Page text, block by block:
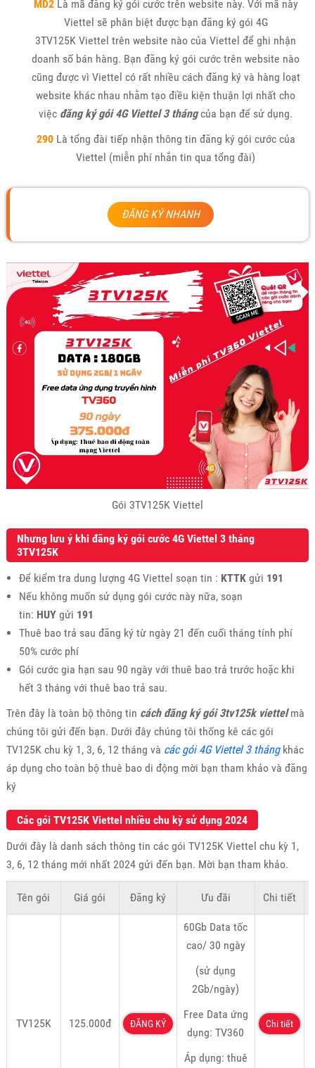
MD2 Là mã đăng ký gói cước trên website này. Với mã này
Viettel sẽ phân biệt được bạn đăng ký gói 4G
3TV125K Viettel trên website nào của Viettel để ghi nhận
doanh số bán hàng. Bạn đăng ký gói cước trên website nào
cũng được vì Viettel có rất nhiều cách đăng ký và hàng loạt
website khác nhau nhằm tạo điều kiện thuận lợi nhất cho
việc đăng ký gói 4G Viettel 3 thángcủa bạn để sử dụng.
290Là tổng đài tiếp nhận thông tin đăng ký gói cước của
Viettel (miễn phí nhắn tin qua tổng đài)
ĐĂNG KÝ NHANH
Gói 3TV125K Viettel
Nhưng lưu ý khi đăng ký gói cước 4G Viettel 3 tháng
3TV125K
Để kiểm tra dung lượng 4G Viettel soạn tin : KTTKgửi 191
Nếu không muốn sử dụng gói cước này nữa, soạn
tin: HUYgửi 191
Thuê bao trả sau đăng ký từ ngày 21 đến cuối tháng tính phí
50% cước phí
Gói cước gia hạn sau 90 ngày với thuê bao trả trước hoặc khi
hết 3 tháng với thuê bao trả sau.
Trên đây là toàn bộ thông tin cách đăng ký gói 3tv125k viettelmà
chúng tôi gửi đến bạn. Dưới đây chúng tôi thống kê các gói
TV125K chu kỳ 1, 3, 6, 12 tháng và các gói 4G Viettel 3 thángkhác
áp dụng cho toàn bộ thuê bao di động mời bạn tham khảo và đăng
ký
Các gói TV125K Viettel nhiều chu kỳ sử dụng 2024
Dưới đây là danh sách thông tin các gói TV125K Viettel chu kỳ 1,
3, 6, 12 tháng mới nhất 2024 gửi đến bạn. Mời bạn tham khảo.
Tên gói Giá gói Đăng ký Ưu đãi Chi tiết
TV125K 125.000đ ĐĂNG KÝ
60Gb Data tốc
cao/ 30 ngày
(sử dụng
2Gb/ngày)
Free Data ứng
dụng: TV360
Áp dụng: thuê
Chi tiết